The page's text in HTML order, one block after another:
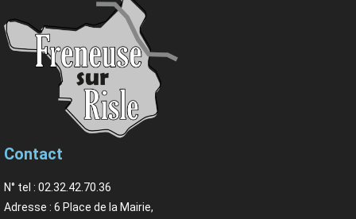
Contact
N° tel : 02.32.42.70.36
Adresse : 6 Place de la Mairie,